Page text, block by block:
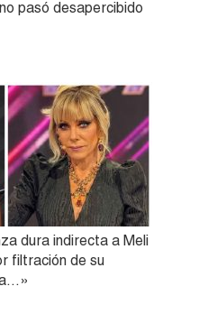
pasó desapercibido
dura indirecta a Meli
filtración de su